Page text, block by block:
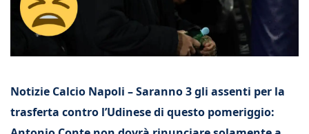
Notizie Calcio Napoli – Saranno 3 gli assenti per la
trasferta contro l’Udinese di questo pomeriggio: